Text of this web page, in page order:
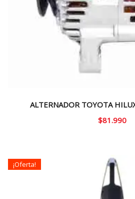
ALTERNADOR TOYOTA
$81.990
¡Oferta!